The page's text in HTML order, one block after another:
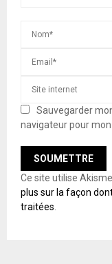
Sauvegarder
navigateur pour
Ce site utilise
plus sur la façon
traitées